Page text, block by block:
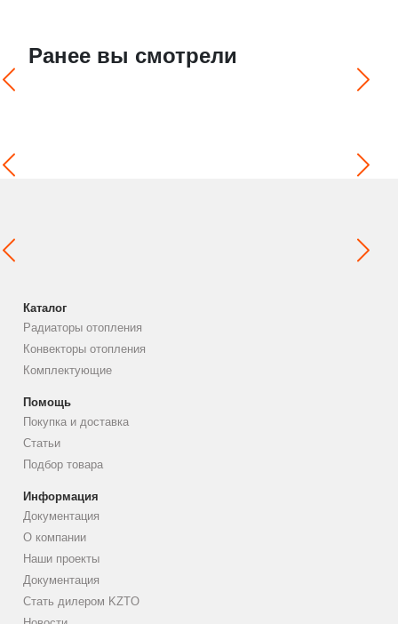
Ранее вы смотрели
Каталог
Радиаторы отопления
Конвекторы отопления
Комплектующие
Помощь
Покупка и доставка
Статьи
Подбор товара
Информация
Документация
О компании
Наши проекты
Документация
Стать дилером KZTO